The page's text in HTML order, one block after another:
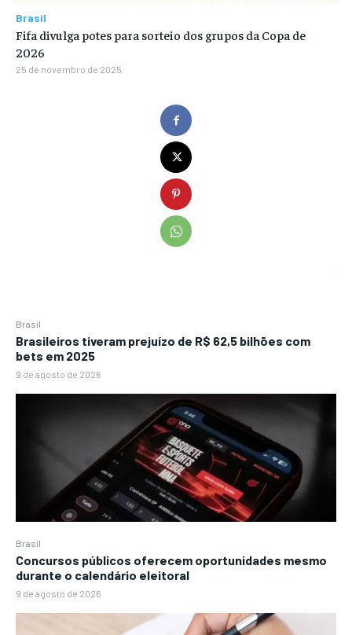
Brasil
Brasileiros tiveram prejuízo de R$ 62,5 bilhões com
bets em 2025
9 de agosto de 2026
Brasil
Concursos públicos oferecem oportunidades mesmo
durante o calendário eleitoral
9 de agosto de 2026
Brasil
Fifa divulga potes para sorteio dos grupos da Copa de
2026
25 de novembro de 2025